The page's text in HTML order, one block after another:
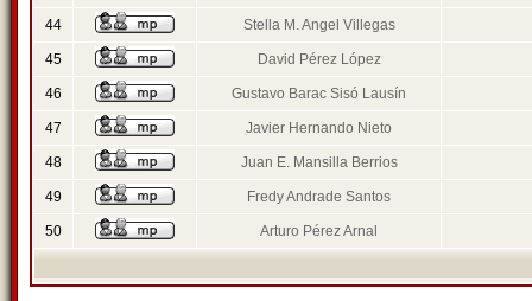
44 Stella M. Angel Villegas
45 David Pérez López
46 Gustavo Barac Sisó Lausín
47 Javier Hernando Nieto
48 Juan E. Mansilla Berrios
49 Fredy Andrade Santos
50 Arturo Pérez Arnal